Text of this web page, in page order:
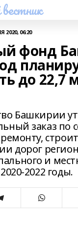
2020, 06:20
фонд
до 22,7
Башкирии
заказ по
дорог
и
2022 годы.